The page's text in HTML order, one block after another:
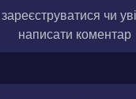
чи
написати коментар